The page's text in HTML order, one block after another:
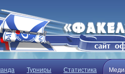
Турниры Статистика